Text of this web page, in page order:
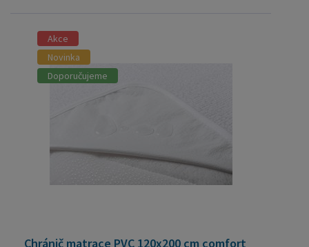
Akce
Novinka
Doporučujeme
Chránič matrace PVC 120x200 cm comfort